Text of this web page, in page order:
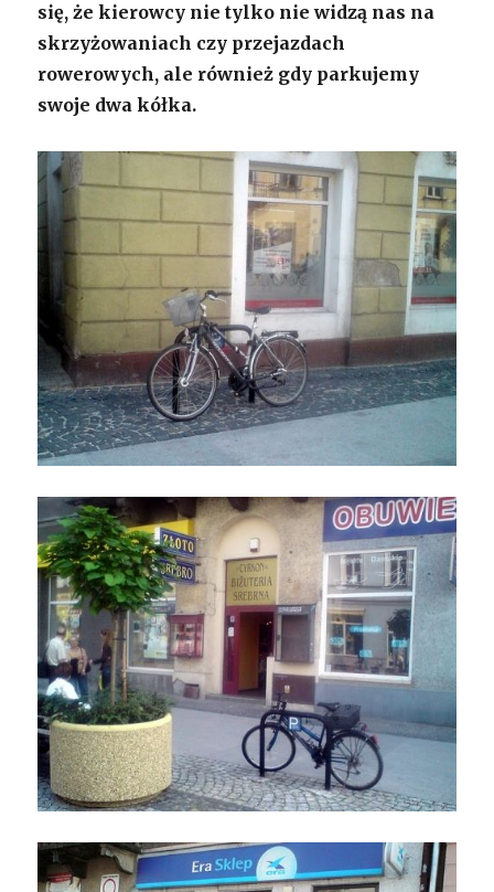
się, że kierowcy nie tylko nie widzą nas na
skrzyżowaniach czy przejazdach
rowerowych, ale również gdy parkujemy
swoje dwa kółka.